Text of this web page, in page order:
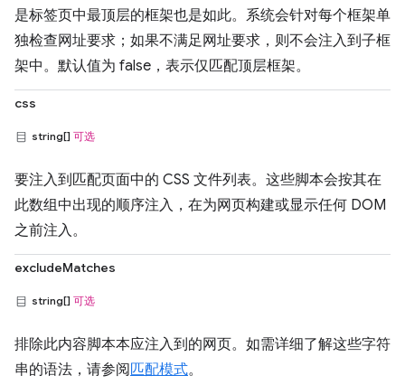
是标签页中最顶层的框架也是如此。系统会针对每个框架单
独检查网址要求；如果不满足网址要求，则不会注入到子框
架中。默认值为 false，表示仅匹配顶层框架。
css
string[] 可选
要注入到匹配页面中的 CSS 文件列表。这些脚本会按其在
此数组中出现的顺序注入，在为网页构建或显示任何 DOM
之前注入。
excludeMatches
string[] 可选
排除此内容脚本本应注入到的网页。如需详细了解这些字符
串的语法，请参阅匹配模式。